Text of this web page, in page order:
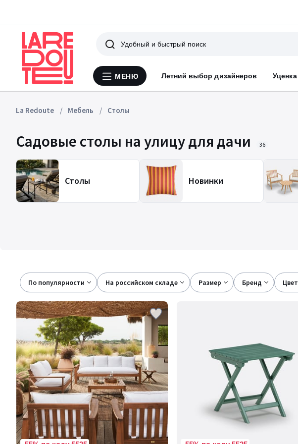
Меню
МЕНЮ Летний выбор дизайнеров Уценка
Поиск
La Redoute Мебель Столы
Садовые столы на улицу для дачи 36
Столы Новинки
По популярности
на российском складе размер бренд цвет